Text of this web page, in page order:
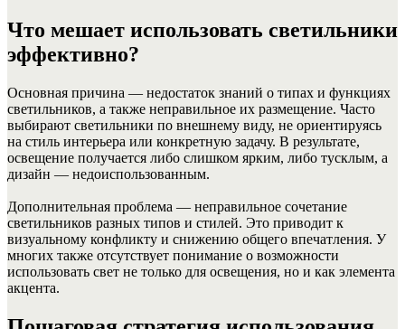
Что мешает использовать светильники
эффективно?
Основная причина — недостаток знаний о типах и функциях
светильников, а также неправильное их размещение. Часто
выбирают светильники по внешнему виду, не ориентируясь
на стиль интерьера или конкретную задачу. В результате,
освещение получается либо слишком ярким, либо тусклым, а
дизайн — недоиспользованным.
Дополнительная проблема — неправильное сочетание
светильников разных типов и стилей. Это приводит к
визуальному конфликту и снижению общего впечатления. У
многих также отсутствует понимание о возможности
использовать свет не только для освещения, но и как элемента
акцента.